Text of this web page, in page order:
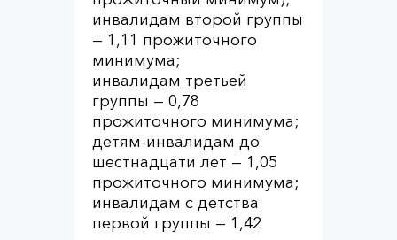
инвалидам второй группы
— 1,11 прожиточного
минимума;
инвалидам третьей
группы — 0,78
прожиточного минимума;
детям-инвалидам до
шестнадцати лет — 1,05
прожиточного минимума;
инвалидам с детства
первой группы — 1,42